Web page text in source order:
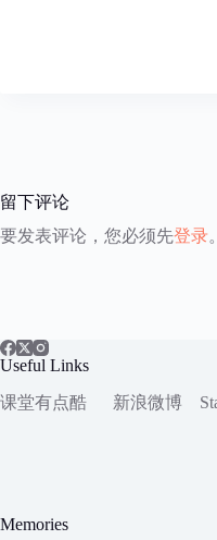
留下评论
要发表评论，您必须先登录。
Useful Links
课堂有点酷
新浪微博
Memories